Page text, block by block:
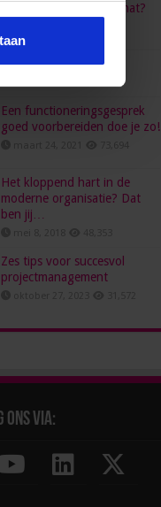
P&O… Is het één pot nat?
Een functioneringsgesprek
goed voorbereiden doe je zo!
Het kloppend hart in de
moderne organisatie? Dat
ben jij…
Zes tips voor succesvol
projectmanagement
ons via: